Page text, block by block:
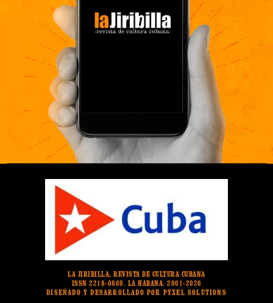
LA JIRIBILLA, REVISTA DE CULTURA CUBANA
ISSN 2218-0869. LA HABANA. 2001-2026
DISEÑADO Y DESARROLLADO POR PYXEL SOLUTIONS